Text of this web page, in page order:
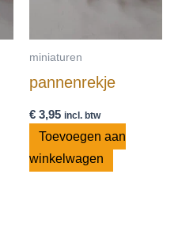
miniaturen
pannenrekje
€3,95 incl. btw
Toevoegen aan
winkelwagen